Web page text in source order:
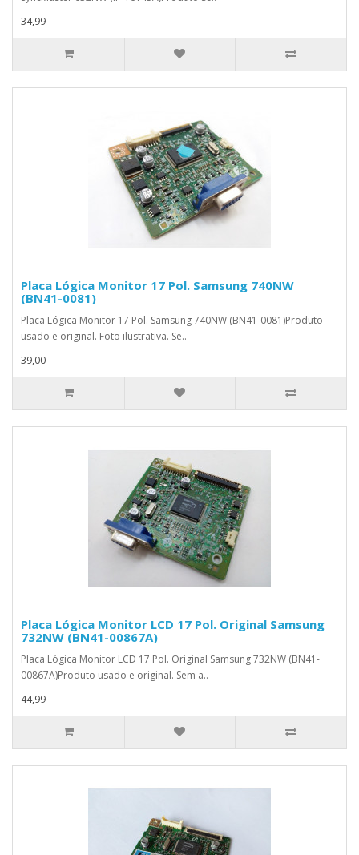
34,99
Placa Lógica Monitor 17 Pol. Samsung 740NW
(BN41-0081)
Placa Lógica Monitor 17 Pol. Samsung 740NW (BN41-0081)Produto
usado e original. Foto ilustrativa. Se..
39,00
Placa Lógica Monitor LCD 17 Pol. Original Samsung
732NW (BN41-00867A)
Placa Lógica Monitor LCD 17 Pol. Original Samsung 732NW (BN41-
00867A)Produto usado e original. Sem a..
44,99